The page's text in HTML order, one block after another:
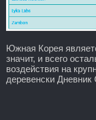
Южная Корея
значит, и всего
воздействия на
деревенски Дневник